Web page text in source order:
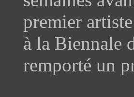
premier
à la Biennale
remporté un